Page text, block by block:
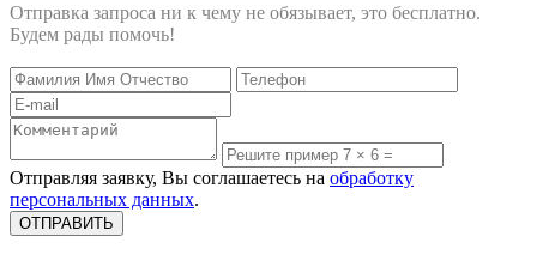
Отправка запроса ни к чему не обязывает, это бесплатно.
Будем рады помочь!
Отправляя заявку, Вы соглашаетесь на обработку
персональных данных.